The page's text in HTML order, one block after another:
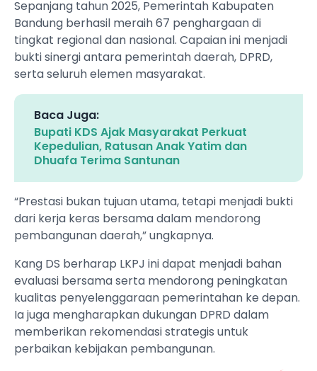
Sepanjang tahun 2025, Pemerintah Kabupaten
Bandung berhasil meraih 67 penghargaan di
tingkat regional dan nasional. Capaian ini menjadi
bukti sinergi antara pemerintah daerah, DPRD,
serta seluruh elemen masyarakat.
Baca Juga:
Bupati KDS Ajak Masyarakat Perkuat
Kepedulian, Ratusan Anak Yatim dan
Dhuafa Terima Santunan
“Prestasi bukan tujuan utama, tetapi menjadi bukti
dari kerja keras bersama dalam mendorong
pembangunan daerah,” ungkapnya.
Kang DS berharap LKPJ ini dapat menjadi bahan
evaluasi bersama serta mendorong peningkatan
kualitas penyelenggaraan pemerintahan ke depan.
Ia juga mengharapkan dukungan DPRD dalam
memberikan rekomendasi strategis untuk
perbaikan kebijakan pembangunan.